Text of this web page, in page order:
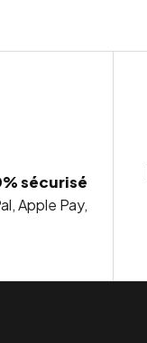
sécurisé
Apple Pay,